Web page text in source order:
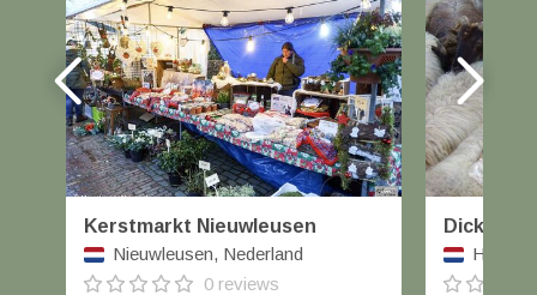
Kerstmarkt Nieuwleusen
Nieuwleusen, Nederland
0 reviews
Dickens